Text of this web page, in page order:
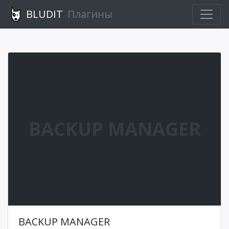
BLUDIT Плагины
BACKUP MANAGER
BACKUP MANAGER